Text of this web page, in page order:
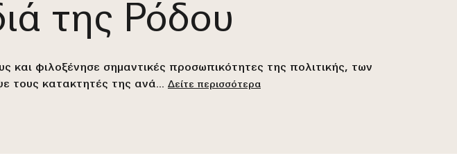
της Ρόδου
φιλοξένησε σημαντικές προσωπικότητες της πολιτικής, των
τους κατακτητές της ανά... Δείτε περισσότερα